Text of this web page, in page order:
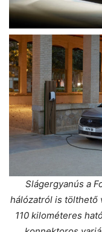
Slágergyanús a
hálózatról is tölthető
110 kilométeres